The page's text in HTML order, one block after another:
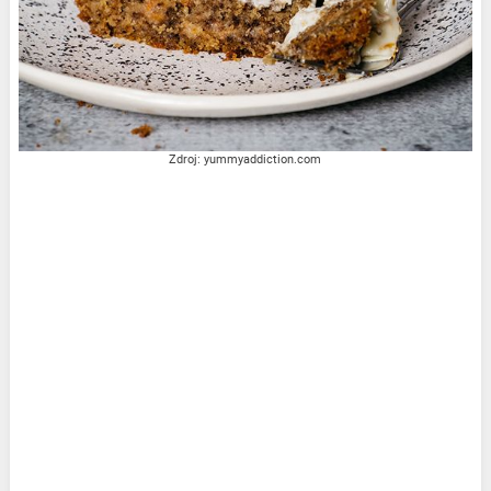
Zdroj: yummyaddiction.com